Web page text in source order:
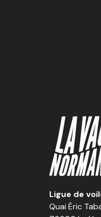
Ligue de
Quai Éric